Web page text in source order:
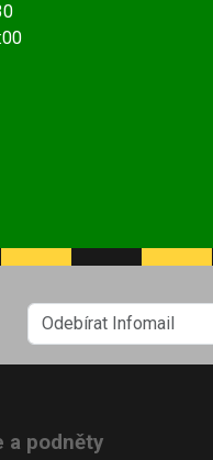
a podněty